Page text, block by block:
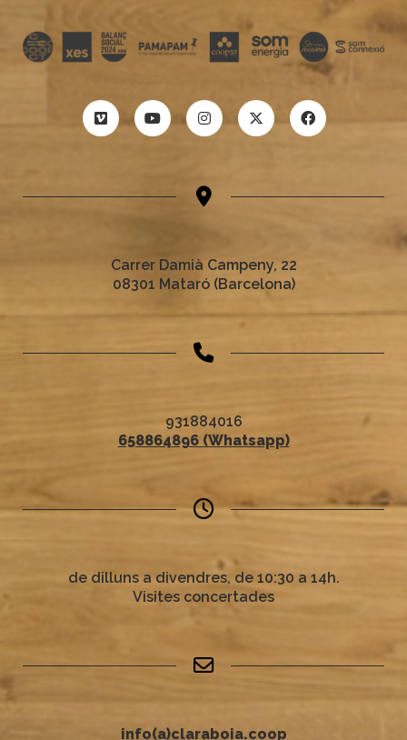
Carrer Damià Campeny, 22
08301 Mataró (Barcelona)
931884016
658864896 (Whatsapp)
de dilluns a divendres, de 10:30 a 14h.
Visites concertades
info(a)claraboia.coop